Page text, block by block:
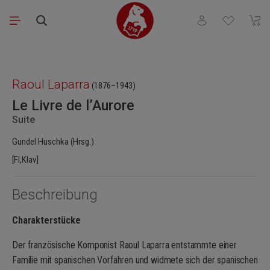
Zum Hauptinhalt springen
Du hast 0
Raoul Laparra (1876–1943)
Le Livre de l’Aurore
Suite
Gundel Huschka (Hrsg.)
[Fl,Klav]
Beschreibung
Charakterstücke
Der französische Komponist Raoul Laparra entstammte einer
Familie mit spanischen Vorfahren und widmete sich der spanischen